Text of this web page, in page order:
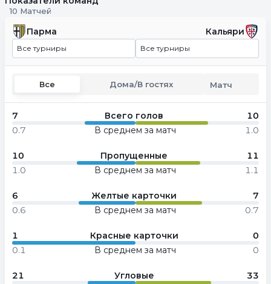
10 Матчей
Парма Кальяри
Все турниры Все турниры
Все Дома/В гостях Матч
7 Всего голов
10
0.7
В среднем за матч 1.0
10 Пропущенные
11
1.0
В среднем за матч 1.1
6 Желтые карточки
7
0.6
В среднем за матч 0.7
1 Красные карточки
0
0.1
В среднем за матч 0
21 Угловые
33